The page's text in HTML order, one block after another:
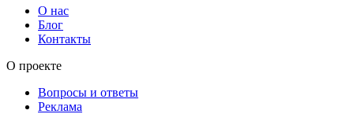
О нас
Блог
Контакты
О проекте
Вопросы и ответы
Реклама